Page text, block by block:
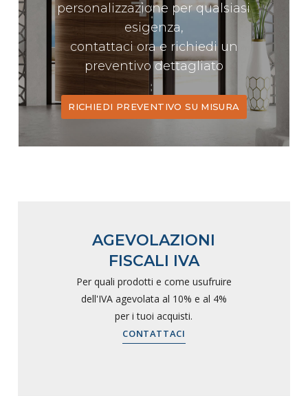
personalizzazione per qualsiasi
esigenza,
contattaci ora e richiedi un
preventivo dettagliato
RICHIEDI PREVENTIVO SU MISURA
AGEVOLAZIONI
FISCALI IVA
Per quali prodotti e come usufruire
dell'IVA agevolata al 10% e al 4%
per i tuoi acquisti.
CONTATTACI